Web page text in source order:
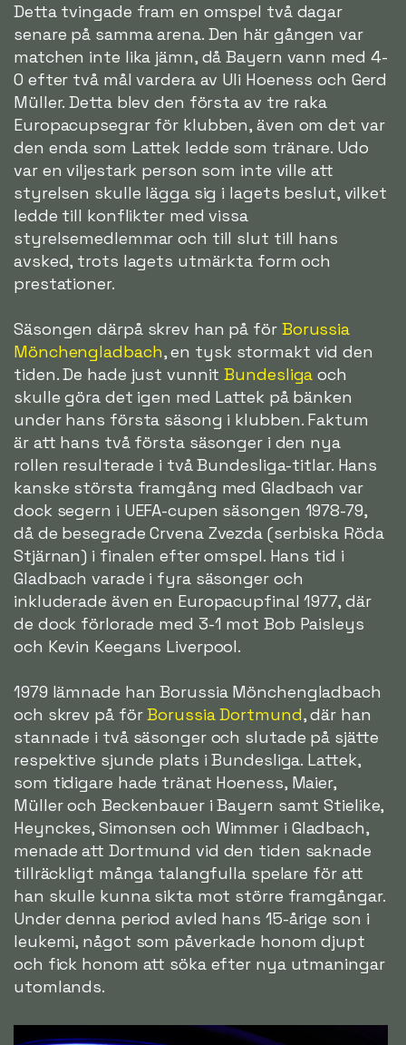
Detta tvingade fram en omspel två dagar
senare på samma arena. Den här gången var
matchen inte lika jämn, då Bayern vann med 4-
0 efter två mål vardera av Uli Hoeness och Gerd
Müller. Detta blev den första av tre raka
Europacupsegrar för klubben, även om det var
den enda som Lattek ledde som tränare. Udo
var en viljestark person som inte ville att
styrelsen skulle lägga sig i lagets beslut, vilket
ledde till konflikter med vissa
styrelsemedlemmar och till slut till hans
avsked, trots lagets utmärkta form och
prestationer.
Säsongen därpå skrev han på för Borussia
Mönchengladbach, en tysk stormakt vid den
tiden. De hade just vunnitBundesliga och
skulle göra det igen med Lattek på bänken
under hans första säsong i klubben. Faktum
är att hans två första säsonger i den nya
rollen resulterade i två Bundesliga-titlar. Hans
kanske största framgång med Gladbach var
dock segern i UEFA-cupen säsongen 1978-79,
då de besegrade Crvena Zvezda (serbiska Röda
Stjärnan) i finalen efter omspel. Hans tid i
Gladbach varade i fyra säsonger och
inkluderade även en Europacupfinal 1977, där
de dock förlorade med 3-1 mot Bob Paisleys
och Kevin Keegans Liverpool.
1979 lämnade han Borussia Mönchengladbach
och skrev på förBorussia Dortmund, där han
stannade i två säsonger och slutade på sjätte
respektive sjunde plats i Bundesliga. Lattek,
som tidigare hade tränat Hoeness, Maier,
Müller och Beckenbauer i Bayern samt Stielike,
Heynckes, Simonsen och Wimmer i Gladbach,
menade att Dortmund vid den tiden saknade
tillräckligt många talangfulla spelare för att
han skulle kunna sikta mot större framgångar.
Under denna period avled hans 15-årige son i
leukemi, något som påverkade honom djupt
och fick honom att söka efter nya utmaningar
utomlands.